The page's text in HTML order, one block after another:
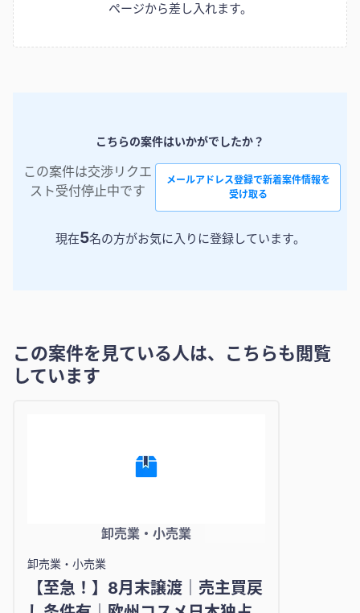
ページから差し入れます。
こちらの案件はいかがでしたか？
この案件は交渉リクエ
スト受付停止中です
メールアドレス登録で新着案件情報を
受け取る
現在5名の方がお気に入りに登録しています。
この案件を見ている人は、こちらも閲覧
しています
卸売業・小売業
卸売業・小売業
【至急！】8月末譲渡｜売主買戻